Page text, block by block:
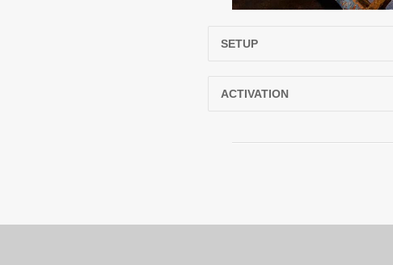
SETUP
ACTIVATION